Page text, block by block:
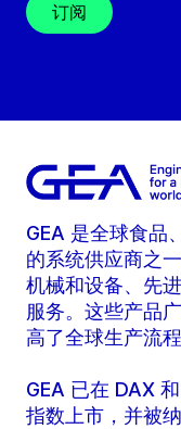
订阅
GEA 是全球食品
的系统供应商之
机械和设备、先
服务。这些产品
高了全球生产流
GEA 已在 DAX
指数上市，并被